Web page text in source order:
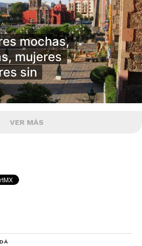
mochas,
mujeres
sin
VER MÁS